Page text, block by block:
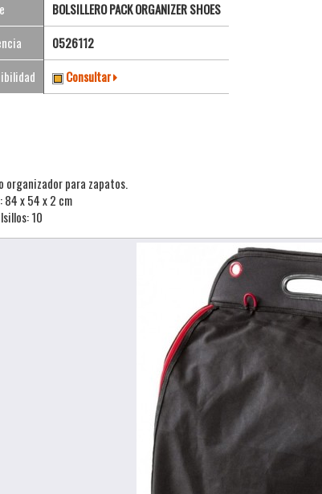
BOLSILLERO PACK ORGANIZER SHOES
0526112
Consultar
organizador para zapatos.
84 x 54 x 2 cm
10